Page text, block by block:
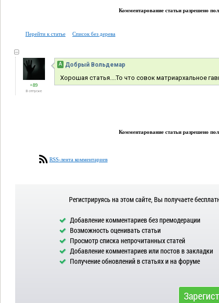
Комментарование статьи разрешено
Перейти к статье Список без дерева
+89
В отпуске
А Добрый Вольдемар
Хорошая статья....То что совок матриархальное
Комментарование статьи разрешено
RSS-лента комментариев
Регистрируясь на этом сайте, Вы получаете
Добавление комментариев без премодерации
Возможность оценивать статьи
Просмотр списка непрочитанных статей
Добавление комментариев или постов в закладки
Получение обновлений в статьях и на форуме